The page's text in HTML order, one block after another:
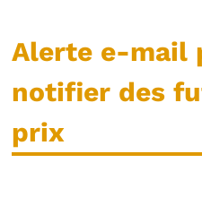
Alerte e-mail
notifier des
prix